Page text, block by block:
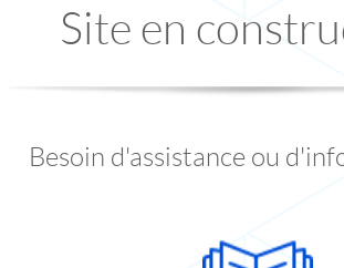
Site en
Besoin d'assistance ou